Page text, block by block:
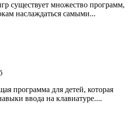
существует множество программ,
наслаждаться самыми...
программа для детей, которая
ввода на клавиатуре....